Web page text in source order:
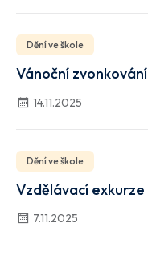
Dění ve škole
Vánoční zvonkování
14.11.2025
Dění ve škole
Vzdělávací exkurze
7.11.2025